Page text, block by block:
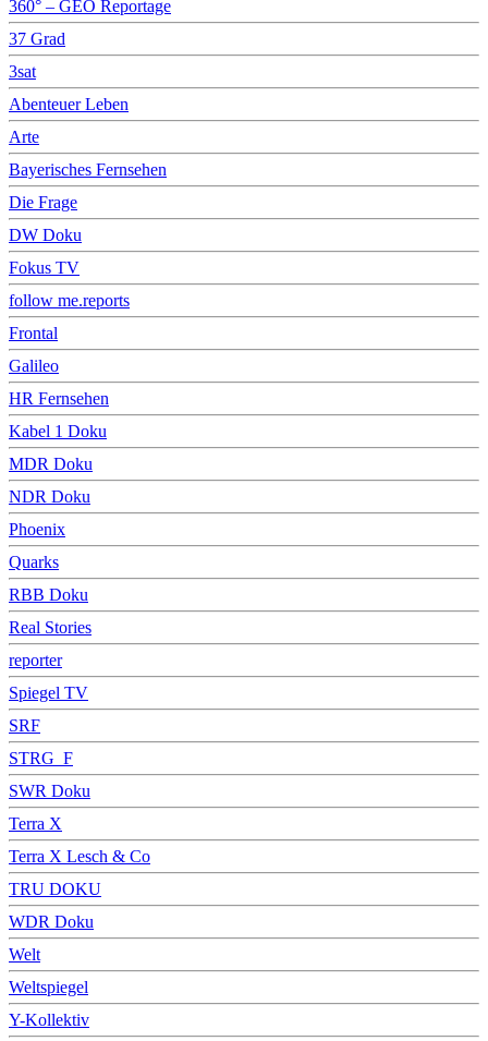
360° – GEO Reportage
37 Grad
3sat
Abenteuer Leben
Arte
Bayerisches Fernsehen
Die Frage
DW Doku
Fokus TV
follow me.reports
Frontal
Galileo
HR Fernsehen
Kabel 1 Doku
MDR Doku
NDR Doku
Phoenix
Quarks
RBB Doku
Real Stories
reporter
Spiegel TV
SRF
STRG_F
SWR Doku
Terra X
Terra X Lesch & Co
TRU DOKU
WDR Doku
Welt
Weltspiegel
Y-Kollektiv